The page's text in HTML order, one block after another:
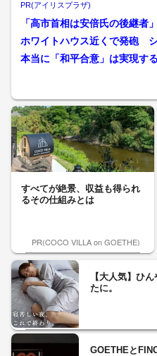
PR(アイリスプラザ)
「高市首相は安倍氏の後継者
ール 2泊3日の滞在終え...
ホワイトハウス近くで発砲
歳男死亡 トランプ大統...
本当に「和平合意」は実現す
すべてが絶景、収益も得られ
るその仕組みとは
PR(COCO VILLA on GOETHE)
【大人気】ひ
たに。
GOETHEと